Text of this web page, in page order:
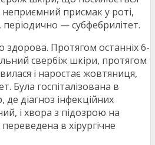
присмак у роті,
періодично — субфебрилітет.
здорова. Протягом останніх 6-
свербіж шкіри, протягом
і наростає жовтяниця,
Була госпіталізована в
де діагноз інфекційних
і хвора з підозрою на
в хірургічне